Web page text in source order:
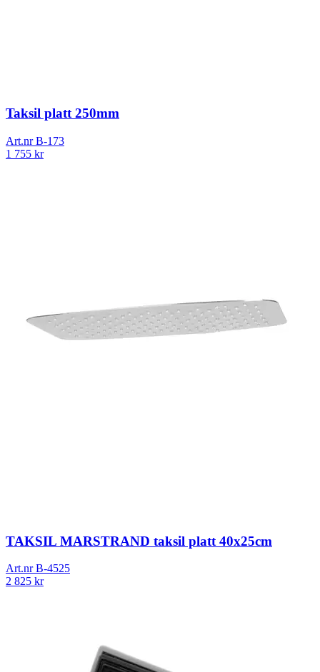
Taksil platt 250mm
Art.nrB-173
1 755 kr
TAKSIL MARSTRAND taksil platt 40x25cm
Art.nrB-4525
2 825 kr